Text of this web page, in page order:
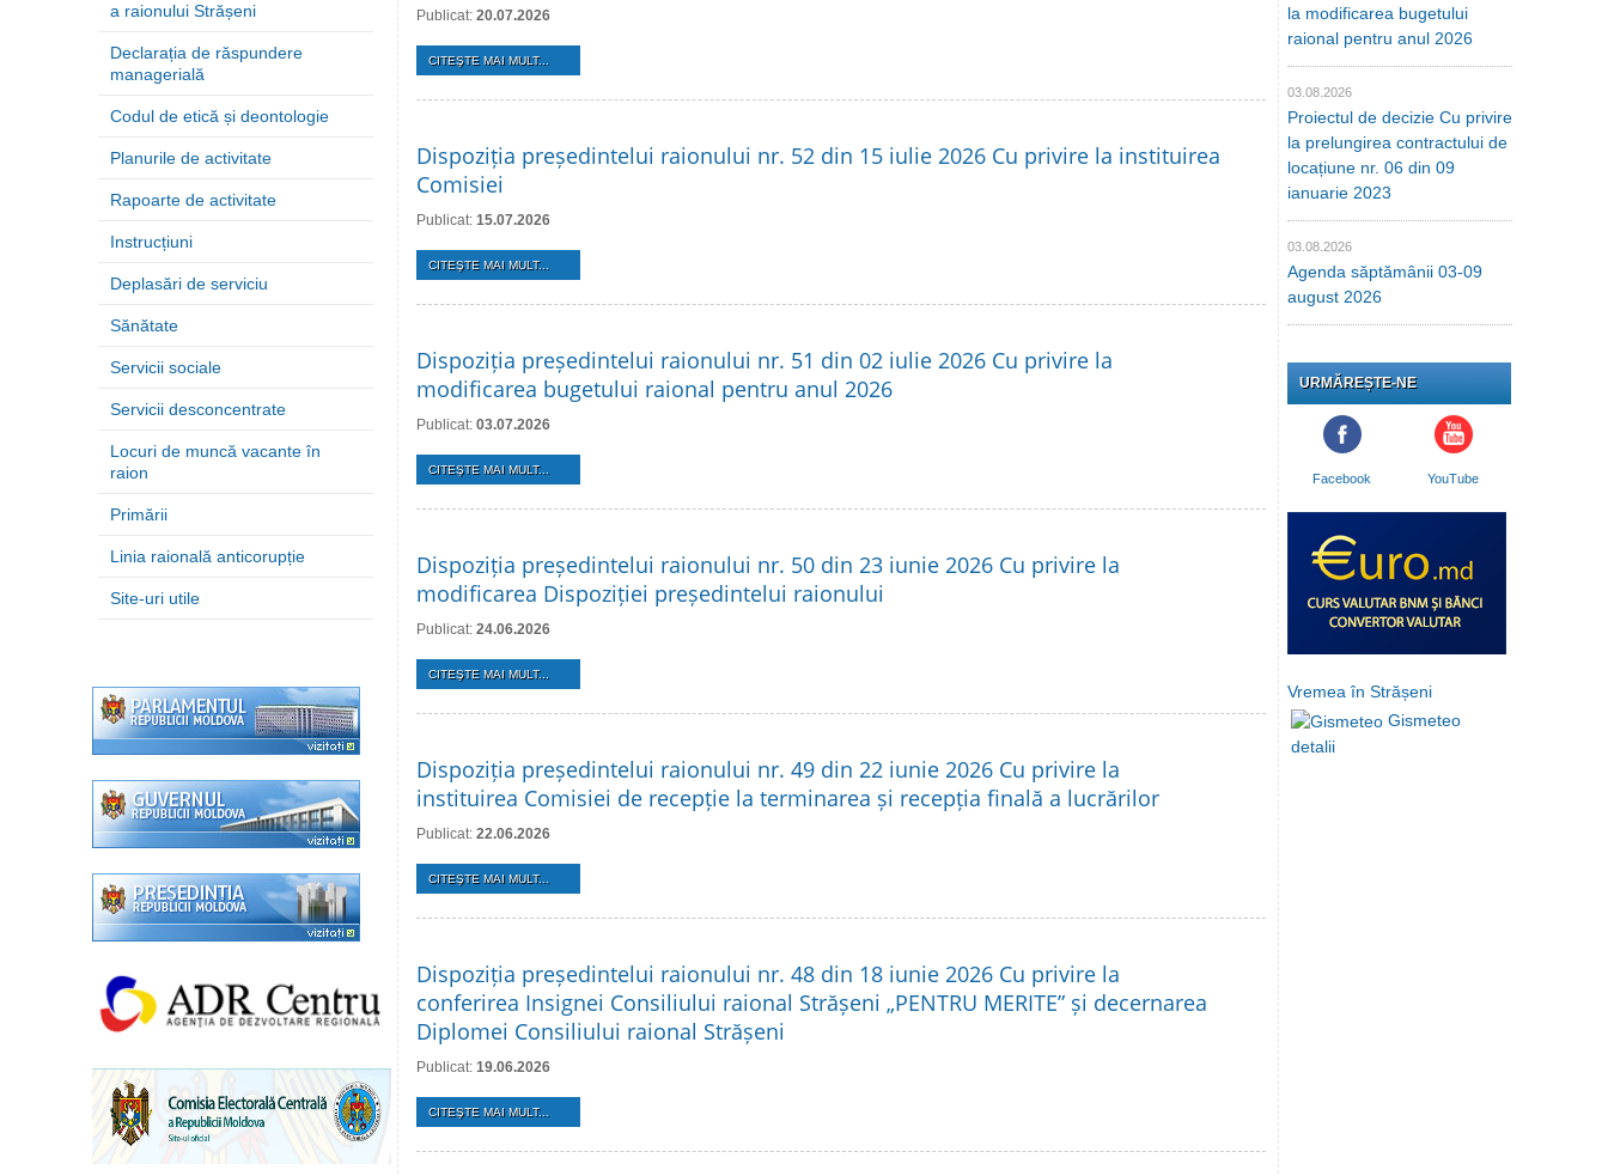
a raionului Strășeni
Declarația de răspundere
managerială
Codul de etică și deontologie
Planurile de activitate
Rapoarte de activitate
Instrucțiuni
Deplasări de serviciu
Sănătate
Servicii sociale
Servicii desconcentrate
Locuri de muncă vacante în
raion
Primării
Linia raională anticorupție
Site-uri utile
Publicat: 20.07.2026
CITEŞTE MAI MULT...
Dispoziția președintelui raionului nr. 52 din 15 iulie 2026 Cu privire la instituirea
Comisiei
Publicat: 15.07.2026
CITEŞTE MAI MULT...
Dispoziția președintelui raionului nr. 51 din 02 iulie 2026 Cu privire la
modificarea bugetului raional pentru anul 2026
Publicat: 03.07.2026
CITEŞTE MAI MULT...
Dispoziția președintelui raionului nr. 50 din 23 iunie 2026 Cu privire la
modificarea Dispoziției președintelui raionului
Publicat: 24.06.2026
CITEŞTE MAI MULT...
Dispoziția președintelui raionului nr. 49 din 22 iunie 2026 Cu privire la
instituirea Comisiei de recepție la terminarea și recepția finală a lucrărilor
Publicat: 22.06.2026
CITEŞTE MAI MULT...
Dispoziția președintelui raionului nr. 48 din 18 iunie 2026 Cu privire la
conferirea Insignei Consiliului raional Strășeni „PENTRU MERITE” și decernarea
Diplomei Consiliului raional Strășeni
Publicat: 19.06.2026
CITEŞTE MAI MULT...
la modificarea bugetului
raional pentru anul 2026
03.08.2026
Proiectul de decizie Cu privire
la prelungirea contractului de
locațiune nr. 06 din 09
ianuarie 2023
03.08.2026
Agenda săptămânii 03-09
august 2026
URMĂREȘTE-NE
Facebook YouTube
Vremea în Strășeni
Gismeteo
detalii